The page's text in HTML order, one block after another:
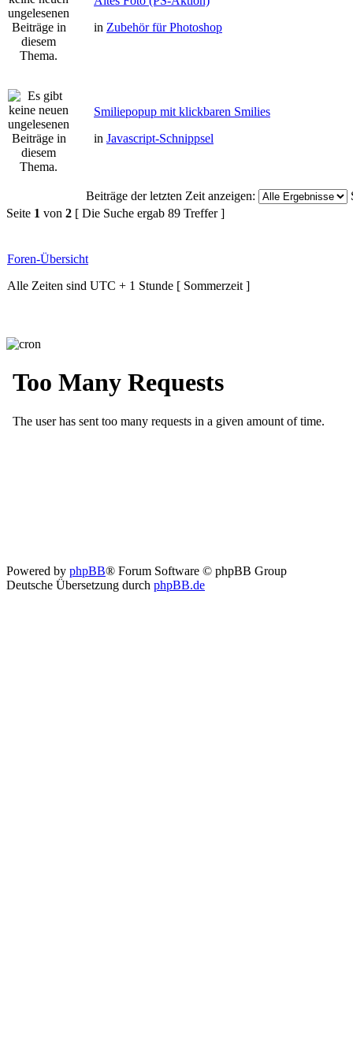
in Zubehör für Photoshop
Smiliepopup mit klickbaren Smilies
in Javascript-Schnippsel
Beiträge der letzten Zeit anzeigen:
Seite 1 von 2 [ Die Suche ergab 89 Treffer ]
Foren-Übersicht
Alle Zeiten sind UTC + 1 Stunde [ Sommerzeit ]
Powered by phpBB® Forum Software © phpBB Group
Deutsche Übersetzung durch phpBB.de